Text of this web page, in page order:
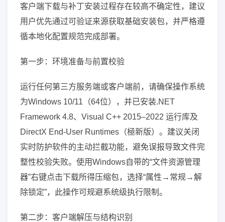
客户端下载与补丁安装过程存在较高不确定性，建议
用户优先通过可验证来源获取基础安装包，并严格遵
循本地化配置规范完成部署。
第一步：环境准备与前置校验
运行任何第三方服务端或客户端前，请确保操作系统
为Windows 10/11（64位），并已安装.NET
Framework 4.8、Visual C++ 2015–2022 运行库及
DirectX End-User Runtimes（極新版）。建议关闭
实时防护软件的主动拦截功能，避免误报导致文件完
整性校验失败。使用Windows自带的“文件资源管理
器”右键点击下载所得压缩包，选择“属性→常规→解
除锁定”，此操作可规避系统级执行限制。
第二步：客户端解压与结构识别